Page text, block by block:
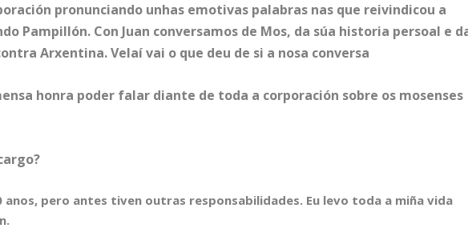
pronunciando unhas emotivas palabras nas que reivindicou a
Pampillón. Con Juan conversamos de Mos, da súa historia persoal e
Arxentina. Velaí vai o que deu de si a nosa conversa
honra poder falar diante de toda a corporación sobre os mosenses
pero antes tiven outras responsabilidades. Eu levo toda a miña vida